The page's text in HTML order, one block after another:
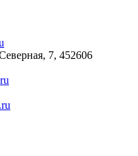
7, 452606